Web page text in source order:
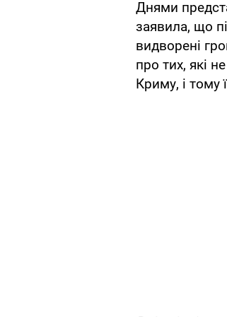
Днями
заявила, що
видворені
про тих, які
Криму, і тому